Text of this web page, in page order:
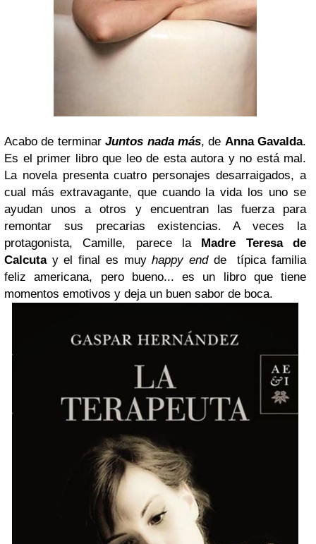
Acabo de terminarJuntos nada más, de Anna Gavalda.
Es el primer libro que leo de esta autora y no está mal.
La novela presenta cuatro personajes desarraigados, a
cual más extravagante, que cuando la vida los uno se
ayudan unos a otros y encuentran las fuerza para
remontar sus precarias existencias. A veces la
protagonista, Camille, parece la
Madre Teresa de
Calcutay el final es muyhappy endde típica familia
feliz americana, pero bueno... es un libro que tiene
momentos emotivos y deja un buen sabor de boca.